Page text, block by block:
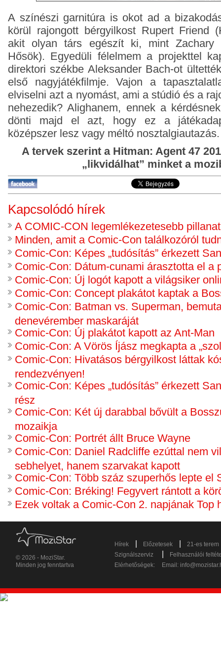
A színészi garnitúra is okot ad a
körül rajongott bérgyilkost Rupert Friend
akit olyan társ egészít ki, mint Zachary
Hősök). Egyedüli félelmem a projekttel
direktori székbe Aleksander Bach-ot
első nagyjátékfilmje. Vajon a
elviselni azt a nyomást, ami a stúdió és a
nehezedik? Alighanem, ennek a
dönti majd el azt, hogy ez a
középszer lesz vagy méltó nosztalgiautazás.
A tervek szerint a Hitman: Agent 47
„likvidálhat” minket a
Kapcsolódó hírek
A COMIC-CON legemlékezetesebb
Minden, amit a Comic-Con találkozóról
Comic-Con: Képes „tudósítás” érkezett
Comic-Con: Dátum-cunami árasztotta el a
Comic-Con: Új logót kapott a világsiker
Comic-Con: Concept plakátot kaptak a
Comic-Con: Batman vs. Superman,
denevérember maskaráját
Comic-Con: Új plakátot kapott az Ant-Man
Comic-Con: A Vörös Íjász megkapta a
Comic-Con: Hivatásos bérgyilkost láttak
rendezvényen!
Comic-Con: Képes „tudósítás” érkezett
rész
Comic-Con: Két új darabbal bővült a
mozaikja
Comic-Con: Portrét állt Bruce Wayne
Comic-Con: Daniel Radcliffe ezúttal nem
sebhelyet, hanem szarvakat kapott
Comic-Con: Több száz szuperhős lepte el
Comic-Con: Bréking! Fegyvert rántott a
Ezek voltak a Comic-Con 2. napjának Top
© 2026 - MoziStar.
Minden jog fenntartva
Hírek Előzetesek
21-es terem
Szignálszerviz
Felhasználói
Elérhetőségek:
Email: